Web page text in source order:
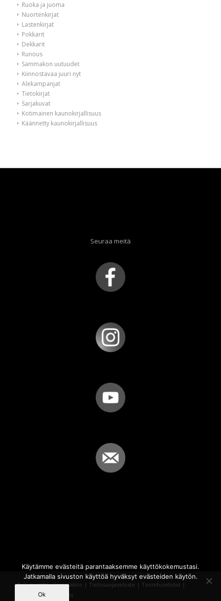
Ruoka ja juoma
Nuortenkirjat
Lastenkirjat
Pokkarit
Dekkarit
Runous
Sammakon uutuudet
Kiinnostavaa juuri nyt
Alekampanjat
Tietokirjat
Sarjakuvat
Kotimainen kaunokirjallisuus
Käännetty kaunokirjallisuus
Seuraa meitä
© Copyright - Sammakko | Tietosuojaseloste | Toimitusehdot |
Powered by
iQWebbi
Käytämme evästeitä parantaaksemme käyttökokemustasi.
Jatkamalla sivuston käyttöä hyväksyt evästeiden käytön.
Ok